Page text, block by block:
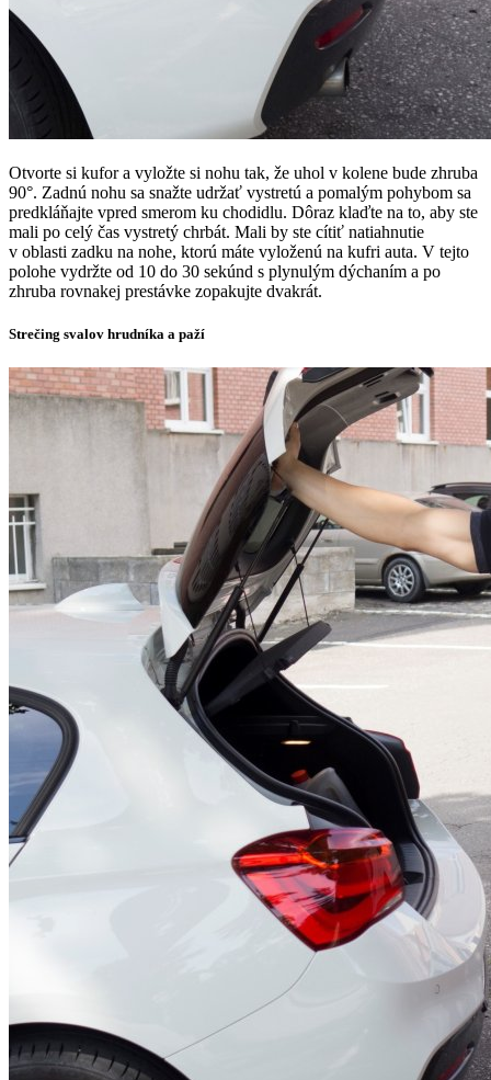
Otvorte si kufor a vyložte si nohu tak, že uhol v kolene bude zhruba
90°. Zadnú nohu sa snažte udržať vystretú a pomalým pohybom sa
predkláňajte vpred smerom ku chodidlu. Dôraz klaďte na to, aby ste
mali po celý čas vystretý chrbát. Mali by ste cítiť natiahnutie
v oblasti zadku na nohe, ktorú máte vyloženú na kufri auta. V tejto
polohe vydržte od 10 do 30 sekúnd s plynulým dýchaním a po
zhruba rovnakej prestávke zopakujte dvakrát.
Strečing svalov hrudníka a paží